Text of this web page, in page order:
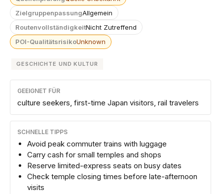
ZielgruppenpassungAllgemein
RoutenvollständigkeitNicht Zutreffend
POI-QualitätsrisikoUnknown
GESCHICHTE UND KULTUR
GEEIGNET FÜR
culture seekers, first-time Japan visitors, rail travelers
SCHNELLE TIPPS
Avoid peak commuter trains with luggage
Carry cash for small temples and shops
Reserve limited-express seats on busy dates
Check temple closing times before late-afternoon
visits